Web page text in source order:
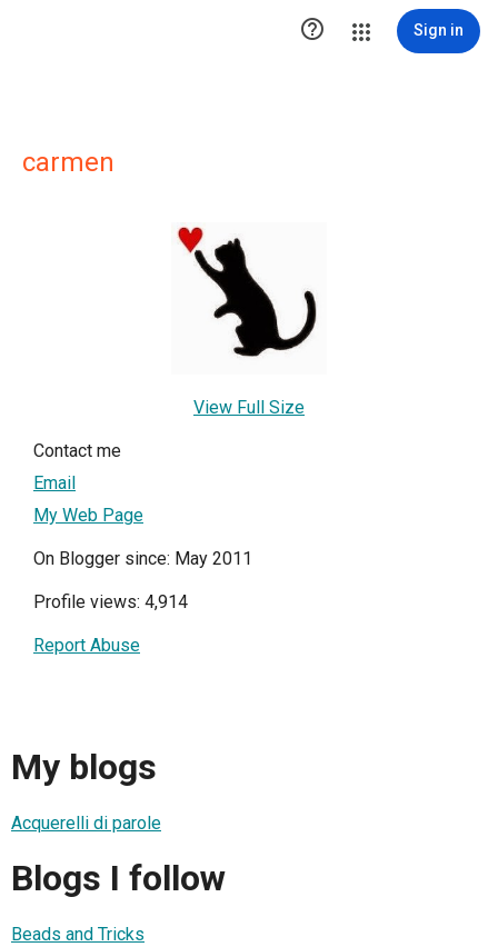
 Sign in
carmen
View Full Size
Contact me
Email
My Web Page
On Blogger since: May 2011
Profile views: 4,914
Report Abuse
My blogs
Acquerelli di parole
Blogs I follow
Beads and Tricks